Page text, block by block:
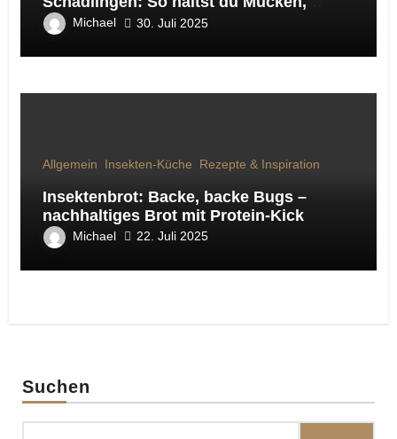
Fliegen & Co. fern
Michael 30. Juli 2025
Allgemein Insekten-Küche Rezepte & Inspiration
Insektenbrot: Backe, backe Bugs –
nachhaltiges Brot mit Protein-Kick
Michael 22. Juli 2025
Suchen